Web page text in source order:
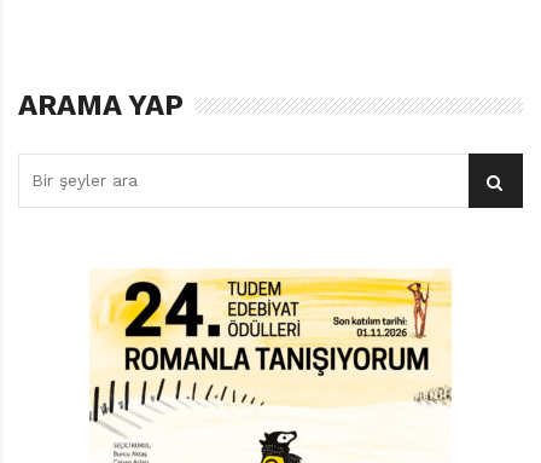
sarıyor. Başta sopa sandığı bu aletin gerçek işlevini
öğrenmekle kalmıyor, çalıştırmayı da başarıyor. Hatta
atış talimleri yapa yapa usta bir nişancı olup çıkıyor.
geliyor ve Lafcadio’yu ün ve istediği kadar marşmelov
vaadiyle şehre götürüyor. Sirk sahibi sözünü tutuyor
ama ünü arttıkça doğasından uzaklaşan aslan mutlu
olamıyor. Yoksa can sıkıntısından kurtulmanın yolu
avcılıktan mı geçiyor? Ormanda eski aslan
arkadaşlarıyla karşılaşan Lafcadio’nun kafası iyice
ARAMA YAP